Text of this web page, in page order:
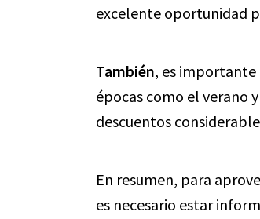
excelente oportunidad
También, es importante
épocas como el verano
descuentos
En resumen, para
es necesario estar